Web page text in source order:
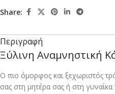
Share:
Περιγραφή
Ξύλινη Αναμνηστική
Ο πιο όμορφος και ξεχωριστός
σας στη μητέρα σας ή στη